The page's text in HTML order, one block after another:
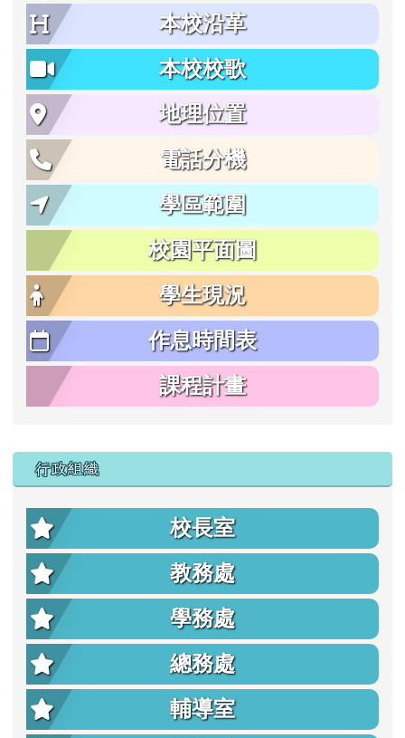
本校沿革
本校校歌
地理位置
電話分機
學區範圍
校園平面圖
學生現況
作息時間表
課程計畫
行政組織
校長室
教務處
學務處
總務處
輔導室